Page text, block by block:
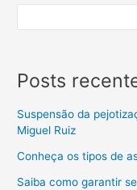
Posts
Suspensão da
Miguel Ruiz
Conheça os tipos de
Saiba como garantir